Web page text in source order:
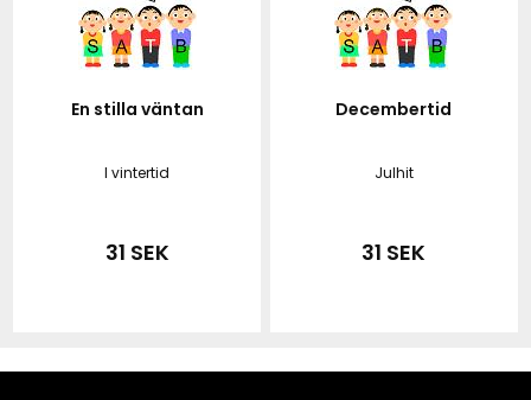
En stilla väntan
I vintertid
31 SEK
Decembertid
Julhit
31 SEK